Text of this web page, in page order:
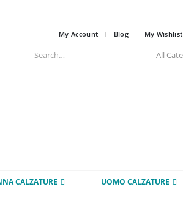
My Account Blog My Wishlist
CALZATURE UOMO CALZATURE